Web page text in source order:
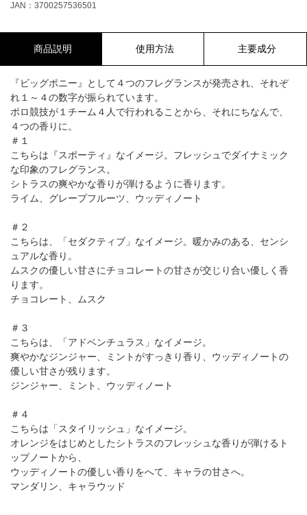
JAN：3700257536501
商品説明 使用方法 主要成分
『ビッグポニー』として４つのフレグランスが発売され、それぞ
れ１～４の数字が振られています。
ポロ競技が１チーム４人で行われることから、それにちなんで、
４つの香りに。
＃１
こちらは『スポーティ』なイメージ。フレッシュでダイナミック
な印象のフレグランス。
シトラスの爽やかな香りが弾けるように香ります。
ライム、グレープフルーツ、ウッディノート
＃２
こちらは、「セダクティブ」なイメージ。暖かみのある、センシ
ュアルな香り。
ムスクの優しい甘さにチョコレートの甘さが交じり合い優しく香
ります。
チョコレート、ムスク
＃３
こちらは、「アドベンチュラス」なイメージ。
爽やかなジンジャー、ミントがすっきり香り、ウッディノートの
優しい甘さが残ります。
ジンジャー、ミント、ウッディノート
＃４
こちらは「スタイリッシュ」なイメージ。
オレンジをはじめとしたシトラスのフレッシュな香りが弾けるト
ップノートから、
ウッディノートの優しい香りをへて、キャラの甘さへ。
マンダリン、キャラウッド